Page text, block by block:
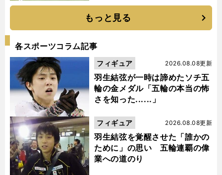
もっと見る
各スポーツコラム記事
羽生結弦が一時は諦めたソチ五
輪の金メダル「五輪の本当の怖
さを知った......」
2026.08.08更新
フィギュア
羽生結弦を覚醒させた「誰かの
ために」の思い 五輪連覇の偉
業への道のり
2026.08.08更新
フィギュア